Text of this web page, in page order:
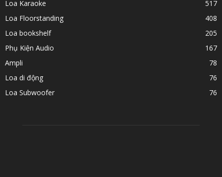
Loa Karaoke
517
Loa Floorstanding
408
Loa bookshelf
205
Phụ Kiện Audio
167
Ampli
78
Loa di động
76
Loa Subwoofer
76